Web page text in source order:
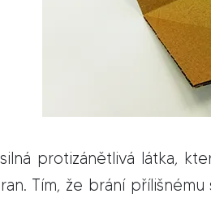
pro­ti­zá­nět­li­vá lát­ka,
Tím, že brá­ní